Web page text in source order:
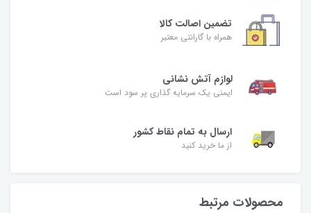
تضمین اصالت کالا
همراه با گارانتی معتبر
لوازم آتش نشانی
ایمنی یک سرمایه گذاری پر سود است
ارسال به تمام نقاط کشور
از ما خرید کنید
محصولات مرتبط